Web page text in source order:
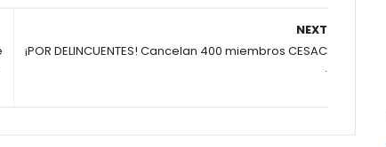
NEXT
¡POR DELINCUENTES! Cancelan 400 miembros CESAC
.